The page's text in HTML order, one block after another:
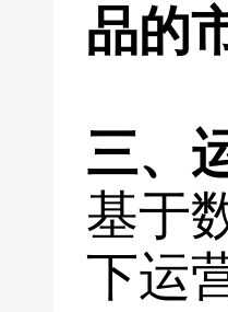
品的
三、
基于
下运